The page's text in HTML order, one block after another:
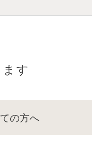
す
の方へ